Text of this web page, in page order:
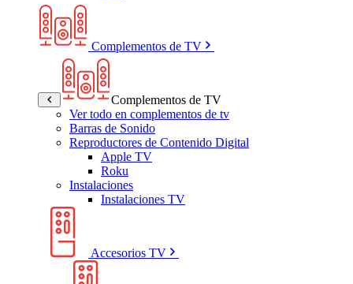
Complementos de TV
Complementos de TV
Ver todo en complementos de tv
Barras de Sonido
Reproductores de Contenido Digital
Apple TV
Roku
Instalaciones
Instalaciones TV
Accesorios TV